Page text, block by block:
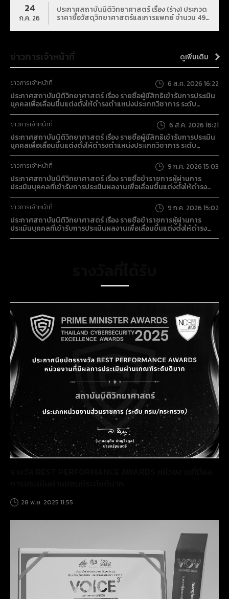
24
ก.ค. 26
ประกาศสถาบันนิติวิทยาศาสตร์ เรื่อง (ร่าง) ประกวด
ราคาซื้อวัสดุวิทยาศาสตร์และการแพทย์ จำนวน 49
อิเล็กทรอนิกส์ (e-bidding)
ข่าวการเจ้าหน้าที่ ดูเพิ่มเติม
ข่าวการเจ้าหน้าที่
6 ส.ค. 2026 16:22
ประกาศสถาบันนิติวิทยาศาสตร์ เรื่อง รายชื่อผู้มีสิทธิเข้ารับการประเมิน
บุคคลเพื่อเลื่อนขึ้นแต่งตั้งให้ดำรงตำแหน่งประเภทวิชาการ ระดับ
เชี่ยวชาญ ของสถาบันนิติวิทยาศาสตร์
ข่าวการเจ้าหน้าที่
6 ส.ค. 2026 16:21
ประกาศสถาบันนิติวิทยาศาสตร์ เรื่อง รายชื่อผู้มีสิทธิเข้ารับการประเมิน
บุคคลเพื่อเลื่อนขึ้นแต่งตั้งให้ดำรงตำแหน่งประเภทวิชาการ ระดับ
ชำนาญการพิเศษ ของสถาบันนิติวิทยาศาสตร์
ข่าวการเจ้าหน้าที่
9 ก.ค. 2026 15:03
ประกาศสถาบันนิติวิทยาศาสตร์ เรื่อง รายชื่อข้าราชการผู้ผ่านการ
ประเมินบุคคลที่เข้ารับการประเมินผลงานเพื่อเลื่อนขึ้นแต่งตั้งให้ดำรง
ตำแหน่งนักนิติวิทยาศาสตร์ชำนาญการ
ข่าวการเจ้าหน้าที่
9 ก.ค. 2026 15:02
ประกาศสถาบันนิติวิทยาศาสตร์ เรื่อง รายชื่อข้าราชการผู้ผ่านการ
ประเมินบุคคลที่เข้ารับการประเมินผลงานเพื่อเลื่อนขึ้นแต่งตั้งให้ดำรง
ตำแหน่งนักจัดการงานทั่วไปชำนาญการ
28 พ.ย. 2025 11:55